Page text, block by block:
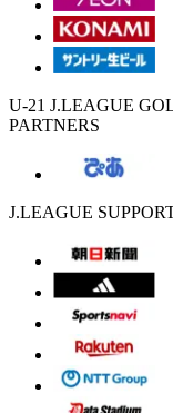
U-21 J.LEAGUE
PARTNERS
J.LEAGUE